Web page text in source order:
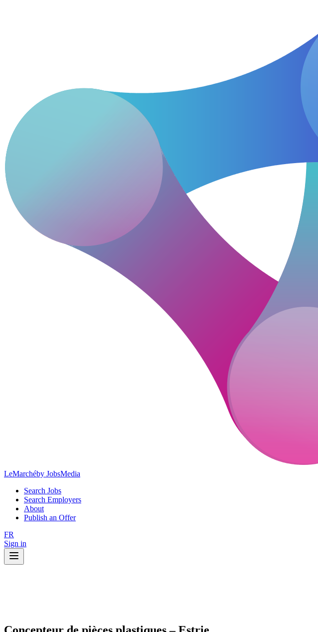
LeMarchéby JobsMedia
Search Jobs
Search Employers
About
Publish an Offer
FR
Sign in